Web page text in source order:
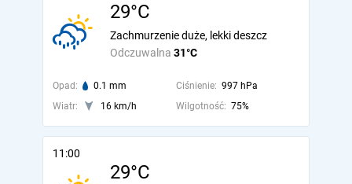
29°C
Odczuwalna 31°C
Zachmurzenie duże, lekki deszcz
Opad: 0.1 mm Ciśnienie: 997 hPa
Wiatr:
16 km/h Wilgotność: 75%
11:00
29°C